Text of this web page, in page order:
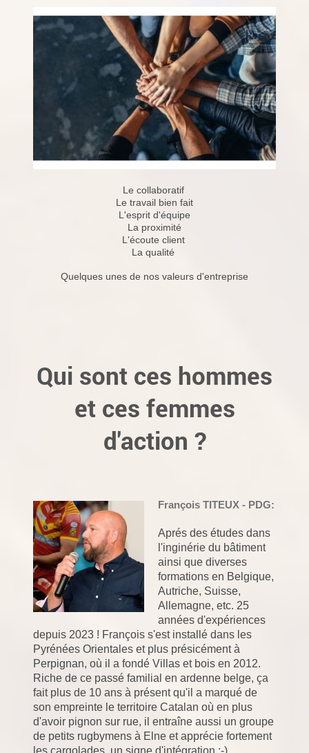
Le collaboratif
Le travail bien fait
L'esprit d'équipe
La proximité
L'écoute client
La qualité
Quelques unes de nos valeurs d'entreprise
Qui sont ces hommes
et ces femmes
d'action ?
François TITEUX - PDG:
Aprés des études dans
l'inginérie du bâtiment
ainsi que diverses
formations en Belgique,
Autriche, Suisse,
Allemagne, etc. 25
années d'expériences
depuis 2023 ! François s'est installé dans les
Pyrénées Orientales et plus présicément à
Perpignan, où il a fondé Villas et bois en 2012.
Riche de ce passé familial en ardenne belge, ça
fait plus de 10 ans à présent qu'il a marqué de
son empreinte le territoire Catalan où en plus
d'avoir pignon sur rue, il entraîne aussi un groupe
de petits rugbymens à Elne et apprécie fortement
les cargolades, un signe d'intégration ;-)